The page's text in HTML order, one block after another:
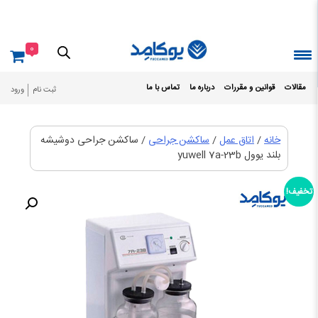
مقالات قوانین و مقررات درباره ما تماس با ما ثبت نام ورود
0
خانه/اتاق عمل/ساکشن جراحی / ساکشن جراحی دوشیشه
بلند یوول yuwell 7a-23b
تخفیف!